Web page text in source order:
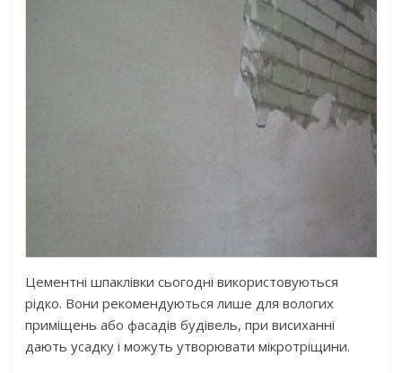
Цементні шпаклівки сьогодні використовуються
рідко. Вони рекомендуються лише для вологих
приміщень або фасадів будівель, при висиханні
дають усадку і можуть утворювати мікротріщини.